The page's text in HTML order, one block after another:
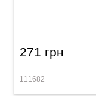
271 грн
111682